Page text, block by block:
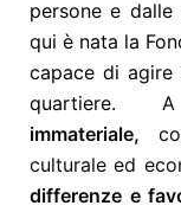
persone e
qui è nata la
capace di agire
quartiere.
immateriale,
culturale ed
differenze e